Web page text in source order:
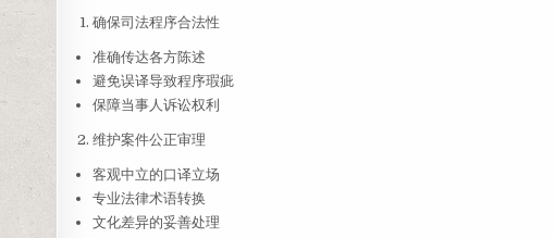
确保司法程序合法性
准确传达各方陈述
避免误译导致程序瑕疵
保障当事人诉讼权利
维护案件公正审理
客观中立的口译立场
专业法律术语转换
文化差异的妥善处理